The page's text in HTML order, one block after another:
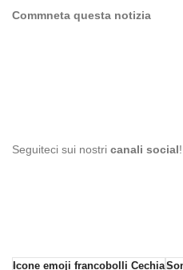
Commneta questa notizia
Seguiteci sui nostri canali social!
Icone emoji francobolli Cechia